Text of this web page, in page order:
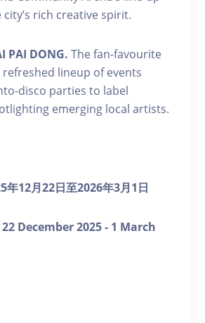
rich creative spirit.
PAI DONG. The fan-favourite
lineup of events
disco parties to label
emerging local artists.
年12月22日至2026年3月1日
December 2025 - 1 March